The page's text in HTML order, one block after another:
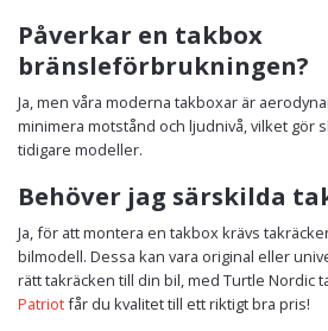
Påverkar en takbox
bränsleförbrukningen?
Ja, men våra moderna takboxar är
minimera motstånd och ljudnivå, vilket gör
tidigare modeller.
Behöver jag särskilda
Ja, för att montera en takbox krävs
bilmodell. Dessa kan vara original eller
rätt takräcken till din bil, med Turtle Nordic
Patriotfår du kvalitet till ett riktigt bra pris!